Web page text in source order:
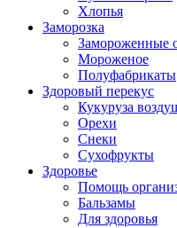
Хлопья
Заморозка
Замороженные
Мороженое
Полуфабрикаты
Здоровый перекус
Кукуруза
Орехи
Снеки
Сухофрукты
Здоровье
Помощь
Бальзамы
Для здоровья